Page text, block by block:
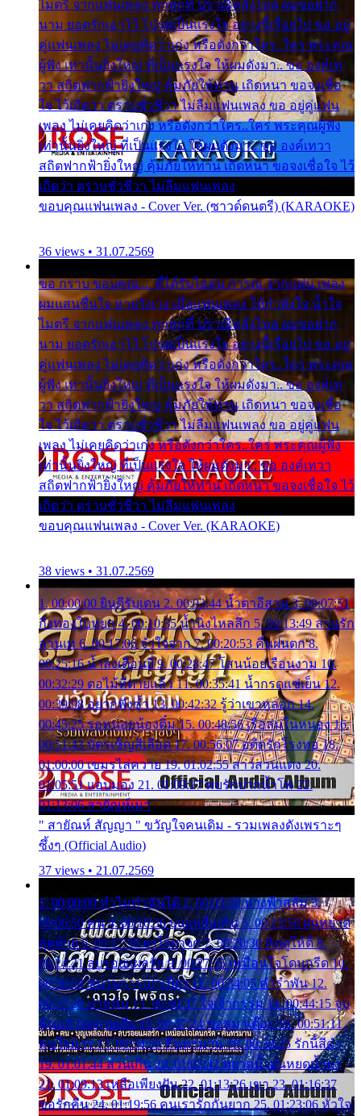
ไมตรี จากแฟนเพลง ทุกทุกที่ ปราณีหลั่งไหล ผมขอฝาก
นาม ยอดรักเอาไว้ โปรดเป็นแรงใจ อย่างนี้เรื่อยไป ขอ อยู่
คู่แฟนเพลง ไม่เคยคิดว่าเก่ง หรือดังกว่าใคร..ใคร พระคุณ
ผู้ฟัง เท่านั้นยิ่งใหญ่ ที่เป็นแรงใจ ให้ผมดังมา.. ขอ องค์เท
วา สถิตฟากฟ้ายิ่งใหญ่ คุ้มภัยให้ท่าน เถิดหนา ขอจงเชื่อ
ใจ ไว้เถิดว่า ตราบชั่วชีวา ไม่ลืมแฟนเพลง ขอ อยู่คู่แฟน
เพลง ไม่เคยคิดว่าเก่ง หรือดังกว่าใคร..ใคร พระคุณผู้ฟัง
เท่านั้นยิ่งใหญ่ ที่เป็นแรงใจ ให้ผมดังมา.. ขอ องค์เทวา
สถิตฟากฟ้ายิ่งใหญ่ คุ้มภัยให้ท่าน เถิดหนา ขอจงเชื่อใจ ไว้
เถิดว่า ตราบชั่วชีวา ไม่ลืมแฟนเพลง
ขอบคุณแฟนเพลง - Cover Ver. (ซาวด์ดนตรี) (KARAOKE)
36 views • 31.07.2569
ขอ กราบ ขอบคุณ.... ที่ได้รับไออุ่น การุณ จากแฟน เพลง
ผมแสนชื่นใจ หายวังเวง เมื่อแฟนเพลง ให้กำลังใจ น้ำใจ
ไมตรี จากแฟนเพลง ทุกทุกที่ ปราณีหลั่งไหล ผมขอฝาก
นาม ยอดรักเอาไว้ โปรดเป็นแรงใจ อย่างนี้เรื่อยไป ขอ อยู่
คู่แฟนเพลง ไม่เคยคิดว่าเก่ง หรือดังกว่าใคร..ใคร พระคุณ
ผู้ฟัง เท่านั้นยิ่งใหญ่ ที่เป็นแรงใจ ให้ผมดังมา.. ขอ องค์เท
วา สถิตฟากฟ้ายิ่งใหญ่ คุ้มภัยให้ท่าน เถิดหนา ขอจงเชื่อ
ใจ ไว้เถิดว่า ตราบชั่วชีวา ไม่ลืมแฟนเพลง ขอ อยู่คู่แฟน
เพลง ไม่เคยคิดว่าเก่ง หรือดังกว่าใคร..ใคร พระคุณผู้ฟัง
เท่านั้นยิ่งใหญ่ ที่เป็นแรงใจ ให้ผมดังมา.. ขอ องค์เทวา
สถิตฟากฟ้ายิ่งใหญ่ คุ้มภัยให้ท่าน เถิดหนา ขอจงเชื่อใจ ไว้
เถิดว่า ตราบชั่วชีวา ไม่ลืมแฟนเพลง
ขอบคุณแฟนเพลง - Cover Ver. (KARAOKE)
38 views • 31.07.2569
1. 00:00:00 ยินดีรับเดน 2. 00:03:44 น้ำตาอีสาน 3. 00:07:51
กิ่งทองใบหยก 4. 00:10:35 น้ำนิ่งไหลลึก 5. 00:13:49 ลานรัก
ลานเท 6. 00:17:06 จำใจจาก 7. 00:20:53 คืนฝนตก 8.
00:25:16 น้ำลงเดือนยี่ 9. 00:28:47 โสนน้อยเรือนงาม 10.
00:32:29 ตอไม้ที่ตายแล้ว 11. 00:35:41 น้ำกรดแช่เย็น 12.
00:39:08 อยากฟังซ้ำ 13. 00:42:32 รู้ว่าเขาหลอก 14.
00:45:25 รอหน่อยน้องติ๋ม 15. 00:48:56 เรือล่มในหนอง 16.
00:51:43 บัตรเชิญสีเลือด 17. 00:56:07 อดีตรักโรงทอ 18.
01:00:00 เขมรไล่ควาย 19. 01:02:55 สาวสวนแตง 20.
01:05:51 แอบมอง 21. 01:09:27 พบรักปากน้ำโพ 22.
01:13:06 สายัณห์เมา
" สายัณห์ สัญญา " ขวัญใจคนเดิม - รวมเพลงดังเพราะๆ
ซึ้งๆ (Official Audio)
37 views • 21.07.2569
1. 00:00:00 ทำไมทำฉันได้ 2. 00:03:20 นางฟ้าสลัม 3.
00:06:50 คน 4. 00:10:36 บุญเหลือเกิน 5. 00:13:58 ฝนหยาด
สุดท้าย 6. 00:17:30 ยาใจยาจก 7. 00:20:30 คิดดูให้ดี 8.
00:24:21 ลบรอยแผลรัก 9. 00:27:35 เหมือนใจโดนกรีด 10.
00:30:54 ขบวนการเปาเปียว 11. 00:34:05 คำรำพัน 12.
00:37:20 ปาหนัน 13. 00:40:37 ใจเจ้ากรรม 14. 00:44:15 จูบ
ฉันแล้วจงตายเสีย 15. 00:47:24 ขอสูมาเต๊อะ 16. 00:51:11
คนใจมาร 17. 00:54:50 คืนทรมาน 18. 00:58:25 รักนี้สีดำ
19. 01:01:44 ส่วนเกิน 20. 01:05:42 หยาดน้ำฝนหยดน้ำตา
21. 01:09:13 เหลือเพียงฝัน 22. 01:13:26 เขา 23. 01:16:37
ขอรักคืน 24. 01:19:56 คนเรารักกันยาก 25. 01:23:06 หัวใจ